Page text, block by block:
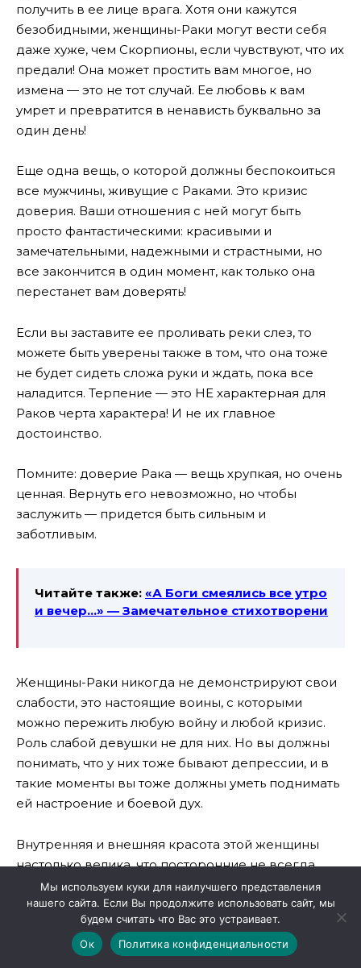
получить в ее лице врага. Хотя они кажутся
безобидными, женщины-Раки могут вести себя
даже хуже, чем Скорпионы, если чувствуют, что их
предали! Она может простить вам многое, но
измена — это не тот случай. Ее любовь к вам
умрет и превратится в ненависть буквально за
один день!
Еще одна вещь, о которой должны беспокоиться
все мужчины, живущие с Раками. Это кризис
доверия. Ваши отношения с ней могут быть
просто фантастическими: красивыми и
замечательными, надежными и страстными, но
все закончится в один момент, как только она
перестанет вам доверять!
Если вы заставите ее проливать реки слез, то
можете быть уверены также в том, что она тоже
не будет сидеть сложа руки и ждать, пока все
наладится. Терпение — это НЕ характерная для
Раков черта характера! И не их главное
достоинство.
Помните: доверие Рака — вещь хрупкая, но очень
ценная. Вернуть его невозможно, но чтобы
заслужить — придется быть сильным и
заботливым.
Читайте также: «А Боги смеялись все утро
и вечер…» — Замечательное стихотворени
Женщины-Раки никогда не демонстрируют свои
слабости, это настоящие воины, с которыми
можно пережить любую войну и любой кризис.
Роль слабой девушки не для них. Но вы должны
понимать, что у них тоже бывают депрессии, и в
такие моменты вы тоже должны уметь поднимать
ей настроение и боевой дух.
Внутренняя и внешняя красота этой женщины
настолько велика, что посторонние не всегда
могут это осознать. И не каждый готов признать,
что рядом с ним — Богиня! Но если вам повезло, и
вы уже рядом с ней, — не смейте просить от
жизни ничего большего!Ну как вам? Узнали
Мы используем куки для наилучшего представления
нашего сайта. Если Вы продолжите использовать сайт, мы
будем считать что Вас это устраивает.
Ок
Политика конфиденциальности